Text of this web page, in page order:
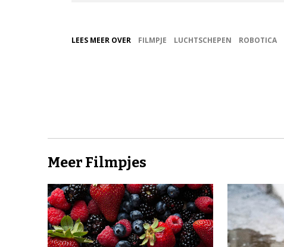
LEES MEER OVER FILMPJE LUCHTSCHEPEN ROBOTICA
Meer Filmpjes